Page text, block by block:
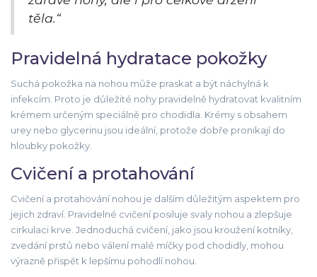
těla.“
Pravidelná hydratace pokožky
Suchá pokožka na nohou může praskat a být náchylná k
infekcím. Proto je důležité nohy pravidelně hydratovat kvalitním
krémem určeným speciálně pro chodidla. Krémy s obsahem
urey nebo glycerinu jsou ideální, protože dobře pronikají do
hloubky pokožky.
Cvičení a protahování
Cvičení a protahování nohou je dalším důležitým aspektem pro
jejich zdraví. Pravidelné cvičení posiluje svaly nohou a zlepšuje
cirkulaci krve. Jednoduchá cvičení, jako jsou kroužení kotníky,
zvedání prstů nebo válení malé míčky pod chodidly, mohou
výrazně přispět k lepšímu pohodlí nohou.